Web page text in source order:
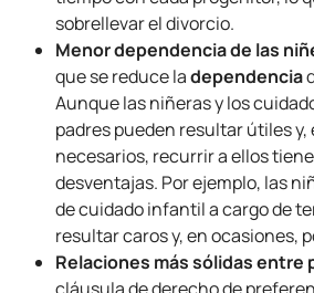
sobrellevar el divorcio.
Menor dependencia de las
que se reduce ladependencia
Aunque las niñeras y los
padres pueden resultar útiles y,
necesarios, recurrir a ellos
desventajas. Por ejemplo, las
de cuidado infantil a cargo de
resultar caros y, en ocasiones,
Relaciones más sólidas entre